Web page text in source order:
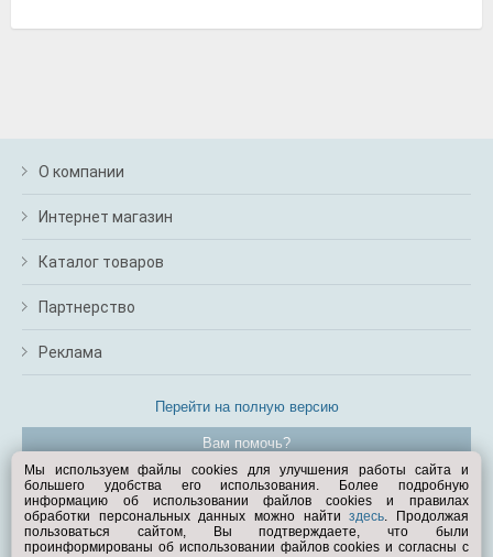
О компании
Интернет магазин
Каталог товаров
Партнерство
Реклама
Перейти на полную версию
Вам помочь?
© Exist.ru 1998—2026
Мы используем файлы cookies для улучшения работы сайта и
большего удобства его использования. Более подробную
информацию об использовании файлов cookies и правилах
обработки персональных данных можно найтиздесь. Продолжая
пользоваться сайтом, Вы подтверждаете, что были
проинформированы об использовании файлов cookies и согласны с